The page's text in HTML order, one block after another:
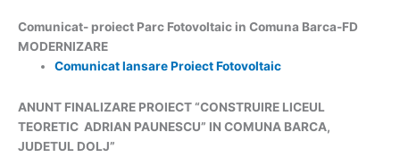
Comunicat- proiect Parc Fotovoltaic in Comuna Barca-FD
MODERNIZARE
Comunicat lansare Proiect Fotovoltaic
ANUNT FINALIZARE PROIECT “CONSTRUIRE LICEUL
TEORETIC ADRIAN PAUNESCU” IN COMUNA BARCA,
JUDETUL DOLJ”